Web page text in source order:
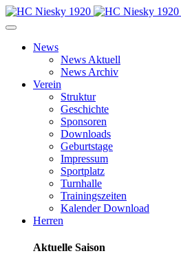
News
News Aktuell
News Archiv
Verein
Struktur
Geschichte
Sponsoren
Downloads
Geburtstage
Impressum
Sportplatz
Turnhalle
Trainingszeiten
Kalender Download
Herren
Aktuelle Saison